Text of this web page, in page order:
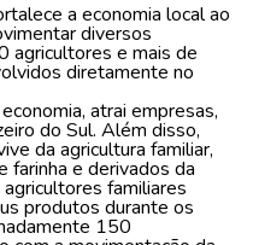
a economia local ao
diversos
agricultores e mais de
diretamente no
atrai empresas,
do Sul. Além disso,
da agricultura familiar,
e derivados da
familiares
produtos durante os
150